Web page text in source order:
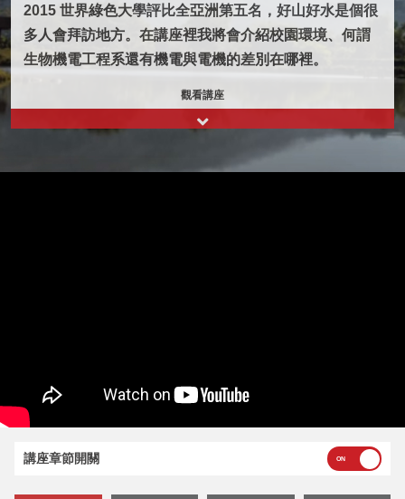
2015 世界綠色大學評比全亞洲第五名，好山好水是個很
多人會拜訪地方。在講座裡我將會介紹校園環境、何謂
生物機電工程系還有機電與電機的差別在哪裡。
觀看講座
講座章節開關